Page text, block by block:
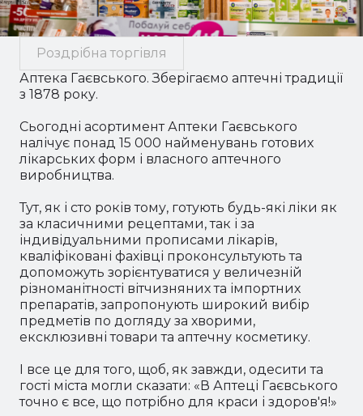
Роздрібна торгівля
Аптека Гаєвського. Зберігаємо аптечні традиції
з 1878 року.
Сьогодні асортимент Аптеки Гаєвського
налічує понад 15 000 найменувань готових
лікарських форм і власного аптечного
виробництва.
Тут, як і сто років тому, готують будь-які ліки як
за класичними рецептами, так і за
індивідуальними прописами лікарів,
кваліфіковані фахівці проконсультують та
допоможуть зорієнтуватися у величезній
різноманітності вітчизняних та імпортних
препаратів, запропонують широкий вибір
предметів по догляду за хворими,
ексклюзивні товари та аптечну косметику.
І все це для того, щоб, як завжди, одесити та
гості міста могли сказати: «В Аптеці Гаєвського
точно є все, що потрібно для краси і здоров'я!»